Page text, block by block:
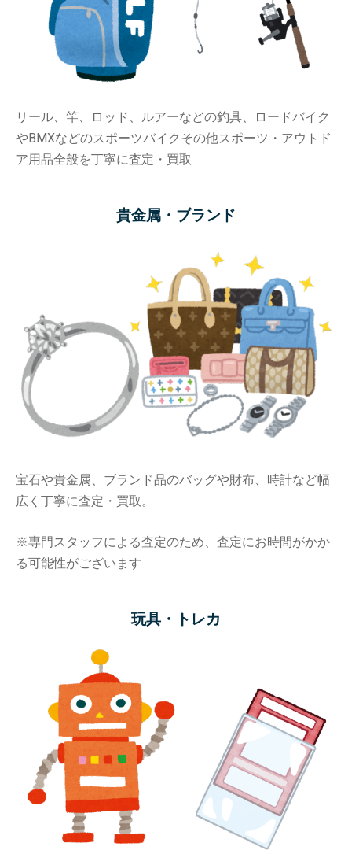
リール、竿、ロッド、ルアーなどの釣具、ロードバイク
やBMXなどのスポーツバイクその他スポーツ・アウトド
ア用品全般を丁寧に査定・買取
貴金属・ブランド
宝石や貴金属、ブランド品のバッグや財布、時計など幅
広く丁寧に査定・買取。
※専門スタッフによる査定のため、査定にお時間がかか
る可能性がございます
玩具・トレカ